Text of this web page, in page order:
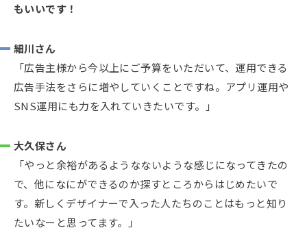
もいいです！
細川さん
「広告主様から今以上にご予算をいただいて、運用できる
広告手法をさらに増やしていくことですね。アプリ運用や
SNS運用にも力を入れていきたいです。」
大久保さん
「やっと余裕があるようなないような感じになってきたの
で、他になにができるのか探すところからはじめたいで
す。新しくデザイナーで入った人たちのことはもっと知り
たいなーと思ってます。」